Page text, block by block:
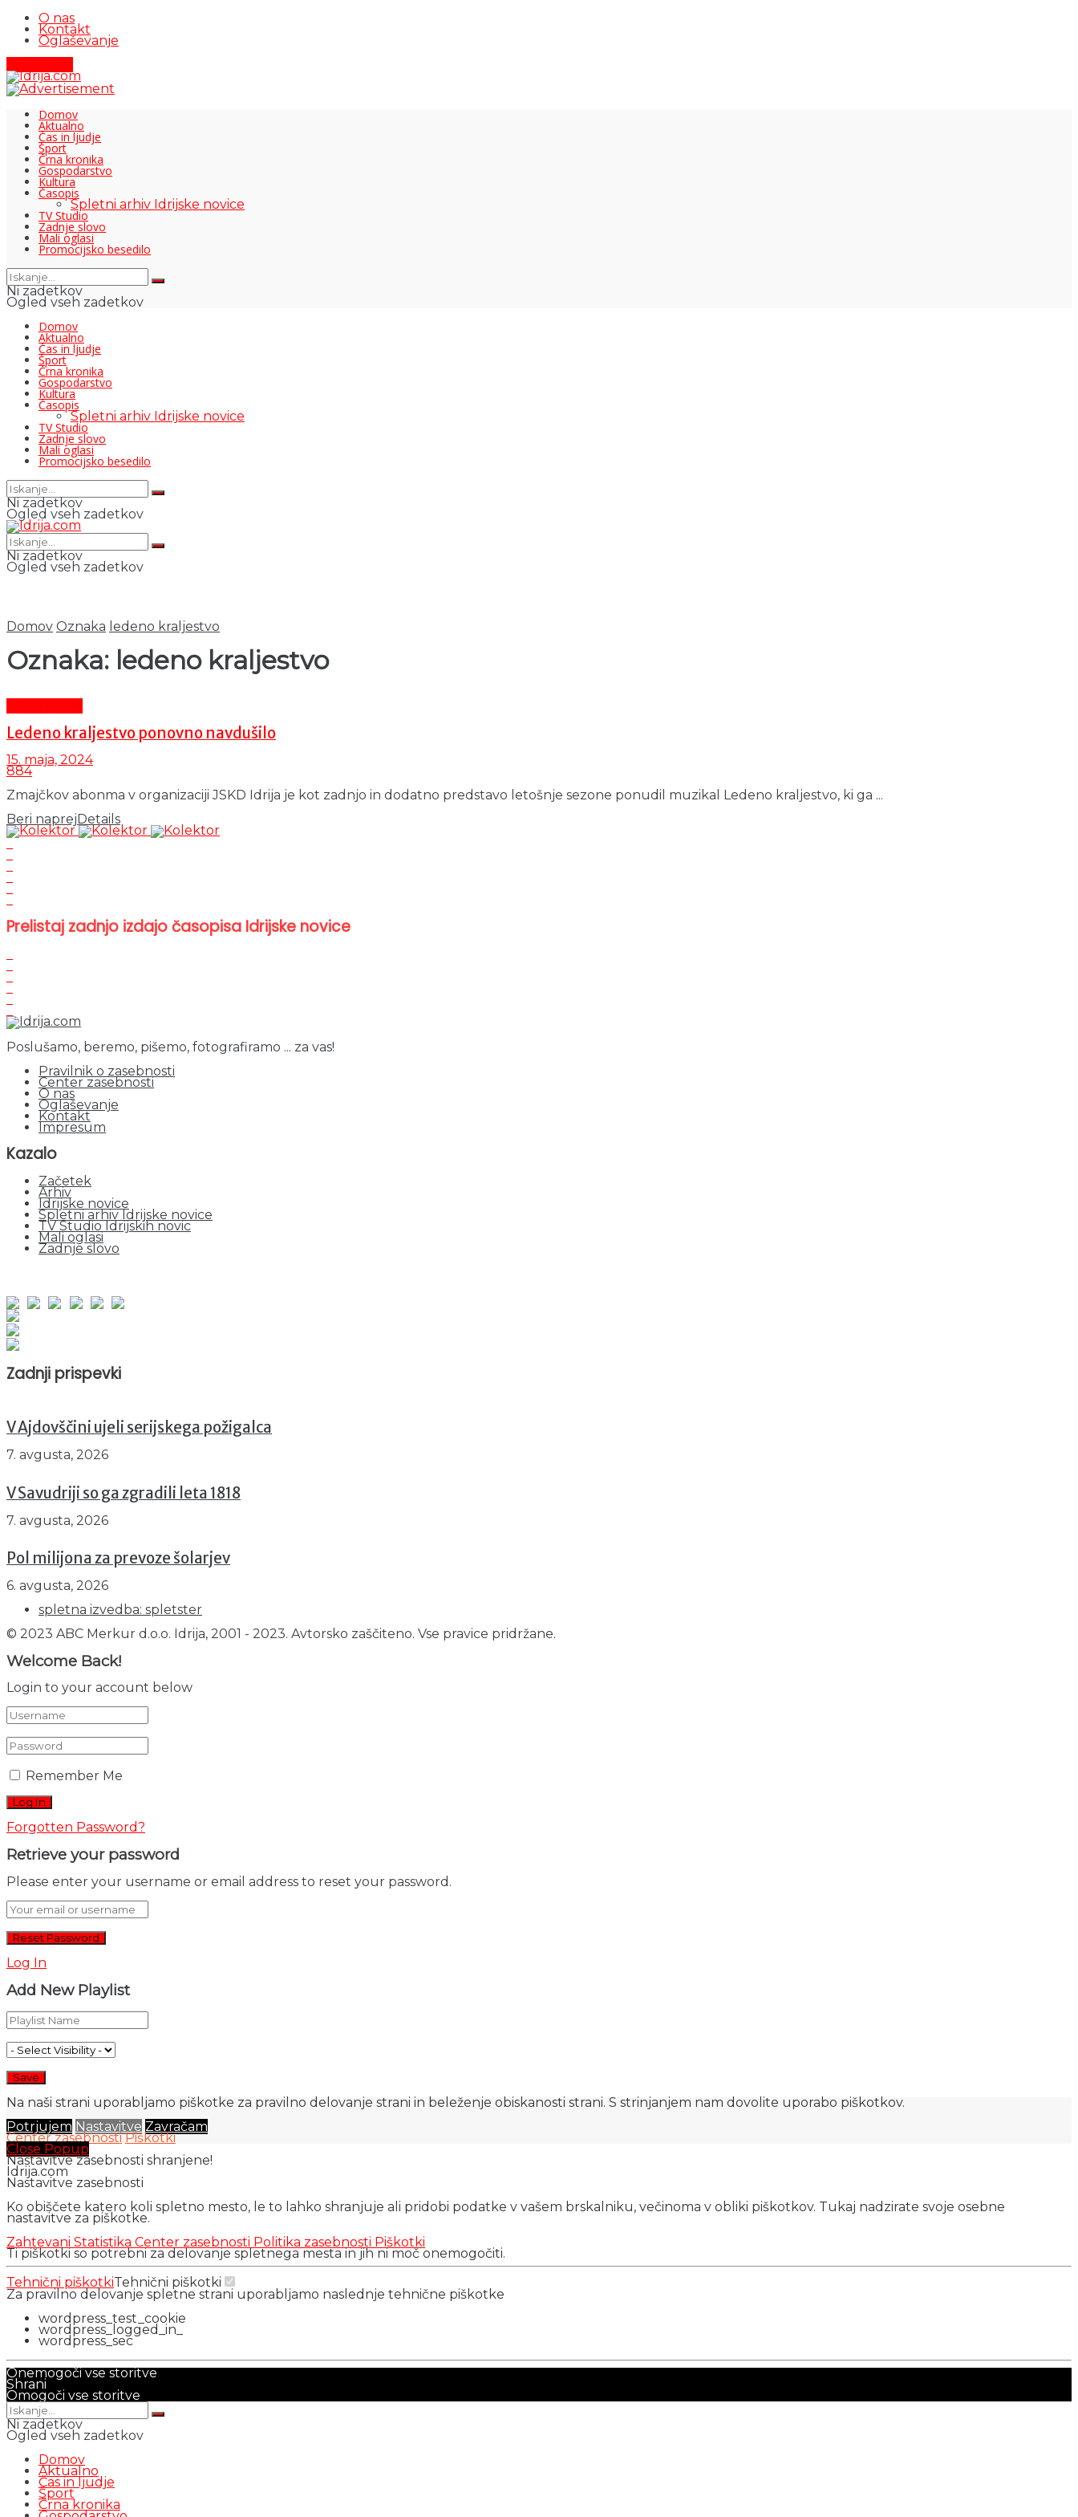
O nas
Kontakt
Oglaševanje
Domov
Aktualno
Čas in ljudje
Šport
Črna kronika
Gospodarstvo
Kultura
Časopis
Spletni arhiv Idrijske novice
TV Studio
Zadnje slovo
Mali oglasi
Promocijsko besedilo
Ni zadetkov
Ogled vseh zadetkov
Domov
Aktualno
Čas in ljudje
Šport
Črna kronika
Gospodarstvo
Kultura
Časopis
Spletni arhiv Idrijske novice
TV Studio
Zadnje slovo
Mali oglasi
Promocijsko besedilo
Ni zadetkov
Ogled vseh zadetkov
Ni zadetkov
Ogled vseh zadetkov
Domov Oznaka ledeno kraljestvo
Oznaka: ledeno kraljestvo
Ledeno kraljestvo ponovno navdušilo
15. maja, 2024
884
Zmajčkov abonma v organizaciji JSKD Idrija je kot zadnjo in dodatno predstavo letošnje sezone ponudil muzikal Ledeno kraljestvo, ki ga ...
Beri naprej Details
Prelistaj zadnjo izdajo časopisa Idrijske novice
Poslušamo, beremo, pišemo, fotografiramo ... za vas!
Pravilnik o zasebnosti
Center zasebnosti
O nas
Oglaševanje
Kontakt
Impresum
Kazalo
Začetek
Arhiv
Idrijske novice
Spletni arhiv Idrijske novice
TV Studio Idrijskih novic
Mali oglasi
Zadnje slovo
Zadnji prispevki
V Ajdovščini ujeli serijskega požigalca
7. avgusta, 2026
V Savudriji so ga zgradili leta 1818
7. avgusta, 2026
Pol milijona za prevoze šolarjev
6. avgusta, 2026
spletna izvedba: spletster
© 2023 ABC Merkur d.o.o. Idrija, 2001 - 2023. Avtorsko zaščiteno. Vse pravice pridržane.
Welcome Back!
Login to your account below
Remember Me
Forgotten Password?
Retrieve your password
Please enter your username or email address to reset your password.
Log In
Add New Playlist
Na naši strani uporabljamo piškotke za pravilno delovanje strani in beleženje obiskanosti strani. S strinjanjem nam dovolite uporabo piškotkov.
Potrjujem Nastavitve Zavračam
Center zasebnosti Piškotki
Close Popup
Nastavitve zasebnosti shranjene!
Idrija.com
Nastavitve zasebnosti
Ko obiščete katero koli spletno mesto, le to lahko shranjuje ali pridobi podatke v vašem brskalniku, večinoma v obliki piškotkov. Tukaj nadzirate svoje osebne
nastavitve za piškotke.
Zahtevani Statistika Center zasebnosti Politika zasebnosti Piškotki
Ti piškotki so potrebni za delovanje spletnega mesta in jih ni moč onemogočiti.
Tehnični piškotkiTehnični piškotki
Za pravilno delovanje spletne strani uporabljamo naslednje tehnične piškotke
wordpress_test_cookie
wordpress_logged_in_
wordpress_sec
Onemogoči vse storitve
Shrani
Omogoči vse storitve
Ni zadetkov
Ogled vseh zadetkov
Domov
Aktualno
Čas in ljudje
Šport
Črna kronika